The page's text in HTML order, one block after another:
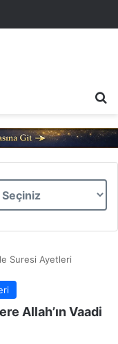
Suresi Ayetleri
Allah’ın Vaadi